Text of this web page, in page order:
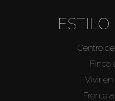
ESTILO
Centro
Finca
Vivir en
Frente